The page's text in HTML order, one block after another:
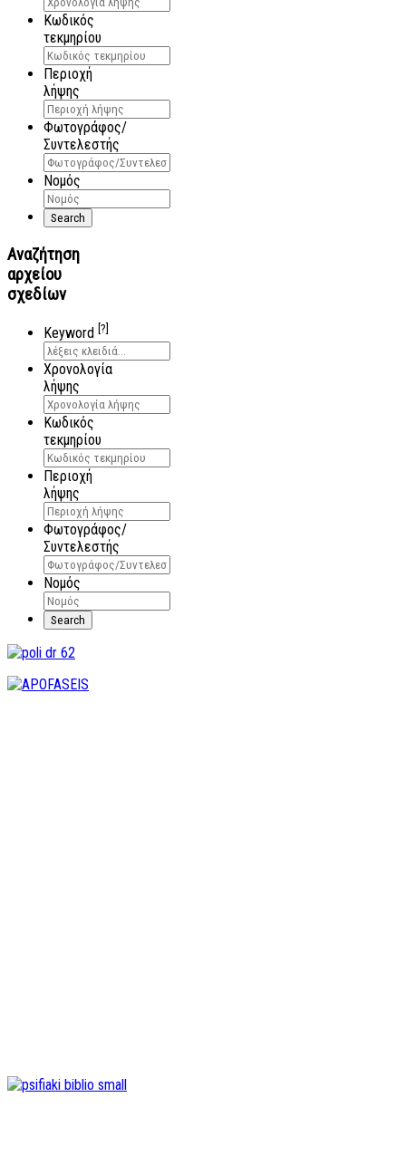
Κωδικός
τεκμηρίου
Περιοχή
λήψης
Φωτογράφος/
Συντελεστής
Νομός
Αναζήτηση
αρχείου
σχεδίων
Keyword [?]
Χρονολογία
λήψης
Κωδικός
τεκμηρίου
Περιοχή
λήψης
Φωτογράφος/
Συντελεστής
Νομός